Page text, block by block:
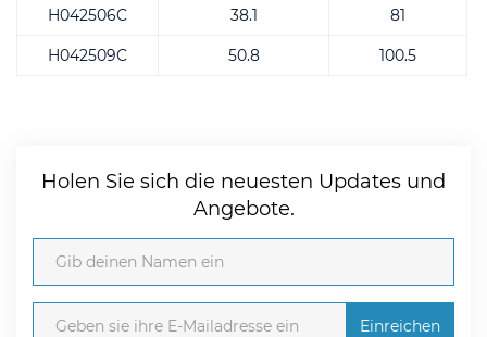
H042506C
38.1
81
H042509C
50.8 100.5
Holen Sie sich die neuesten Updates und
Angebote.
Einreichen